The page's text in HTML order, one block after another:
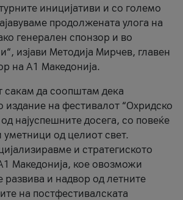
иницијативи и со големо
продолжената улога на
генерален спонзор и во
изјави Методија Мирчев, главен
на A1 Македонија.
сакам да соопштам дека
издание на фестивалот “Охридско
најуспешните досега, со повеќе
уметници од целиот свет.
и стратегиското
Македонија, кое овозможи
развива и надвор од летните
на постфестивалската